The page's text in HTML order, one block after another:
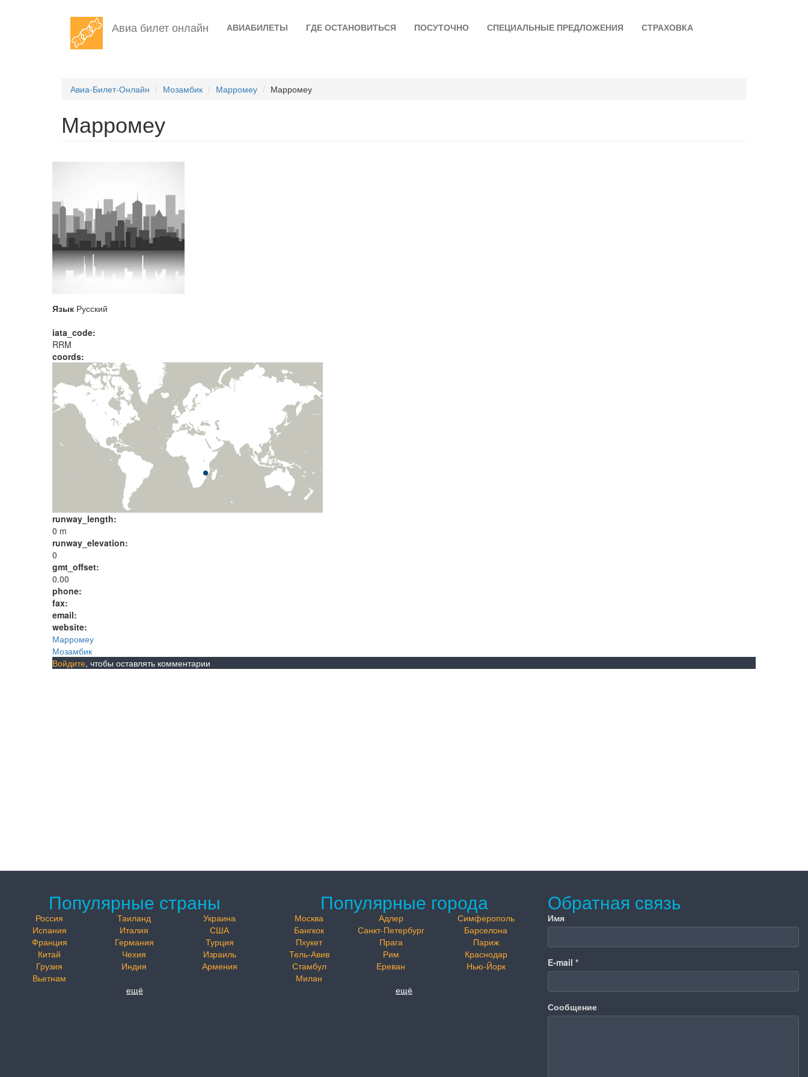
Авиа билет онлайн АВИАБИЛЕТЫ ГДЕ ОСТАНОВИТЬСЯ ПОСУТОЧНО СПЕЦИАЛЬНЫЕ ПРЕДЛОЖЕНИЯ СТРАХОВКА
Авиа-Билет-Онлайн Мозамбик Марромеу Марромеу
Марромеу
Язык Русский
iata_code:
RRM
coords:
runway_length:
0 m
runway_elevation:
0
gmt_offset:
0.00
phone:
fax:
email:
website:
Марромеу
Мозамбик
Войдите, чтобы оставлять комментарии
Популярные страны
Россия Таиланд
Украина
Испания
Италия
США
Франция
Германия
Турция
Китай
Чехия
Израиль
Грузия
Индия
Армения
Вьетнам
ещё
Популярные города
Москва Адлер
Симферополь
Бангкок
Санкт-Петербург
Барселона
Пхукет
Прага
Париж
Тель-Авив
Рим
Краснодар
Стамбул
Ереван
Нью-Йорк
Милан
ещё
Обратная связь
Имя
E-mail *
Сообщение